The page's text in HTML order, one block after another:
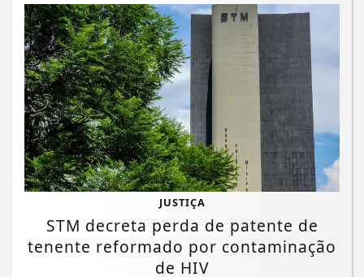
JUSTIÇA
STM decreta perda de patente de
tenente reformado por contaminação
de HIV